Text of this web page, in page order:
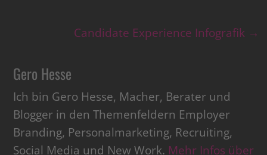
Candidate Experience Infografik →
Gero Hesse
Ich bin Gero Hesse, Macher, Berater und
Blogger in den Themenfeldern Employer
Branding, Personalmarketing, Recruiting,
Social Media und New Work. Mehr Infos über